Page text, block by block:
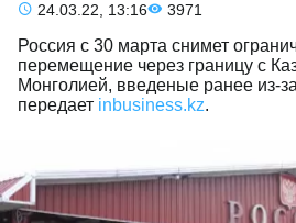
24.03.22, 13:16 3971
Россия с 30 марта снимет
перемещение через границу с
Монголией, введеные ранее из-
передает inbusiness.kz.